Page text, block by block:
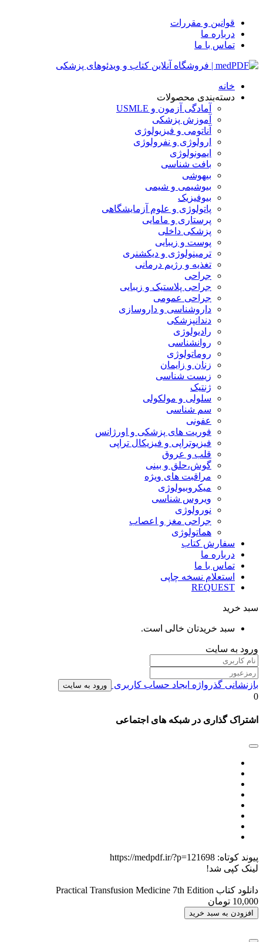
قوانین و مقررات
درباره ما
تماس با ما
خانه
دسته‌بندی محصولات
آمادگی آزمون و USMLE
آموزش پزشکی
آناتومی و فیزیولوژی
ارولوژی و نفرولوژی
ایمونولوژی
بافت شناسی
بیهوشی
بیوشیمی و شیمی
بیوفیزیک
پاتولوژی و علوم آزمایشگاهی
پرستاری و مامایی
پزشکی داخلی
پوست و زیبایی
ترمینولوژی و دیکشنری
تغذیه و رژیم درمانی
جراحی
جراحی پلاستیک و زیبایی
جراحی عمومی
داروشناسی و داروسازی
دندانپزشکی
رادیولوژی
روانشناسی
روماتولوژی
زنان و زایمان
زیست شناسی
ژنتیک
سلولی و مولکولی
سم شناسی
عفونی
فوریت های پزشکی و اورژانس
فیزیوتراپی و فیزیکال تراپی
قلب و عروق
گوش،حلق و بینی
مراقبت های ویژه
میکروبیولوژی
ویروس شناسی
نورولوژی
جراحی مغز و اعصاب
هماتولوژی
سفارش کتاب
درباره ما
تماس با ما
استعلام نسخه چاپی
REQUEST
سبد خرید
سبد خریدتان خالی است.
ورود به سایت
بازنشانی گذرواژه ایجاد حساب کاربری ورود به سایت
0
اشتراک گذاری در شبکه های اجتماعی
پیوند کوتاه: https://medpdf.ir/?p=121698
لینک کپی شد!
دانلود کتاب Practical Transfusion Medicine 7th Edition
10,000 تومان
افزودن به سبد خرید